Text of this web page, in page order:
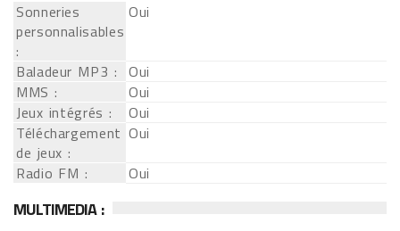
Sonneries
personnalisables
:
Oui
Baladeur MP3 : Oui
MMS :
Oui
Jeux intégrés :
Oui
Téléchargement
de jeux :
Oui
Radio FM :
Oui
MULTIMEDIA :